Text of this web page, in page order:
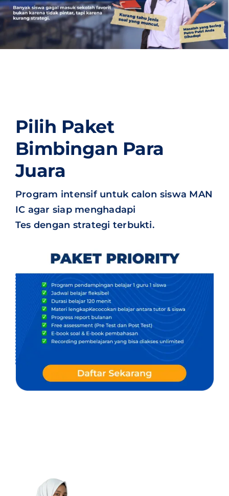
Pilih Paket
Bimbingan Para
Juara
Program intensif untuk calon siswa MAN
IC agar siap menghadapi
Tes dengan strategi terbukti.